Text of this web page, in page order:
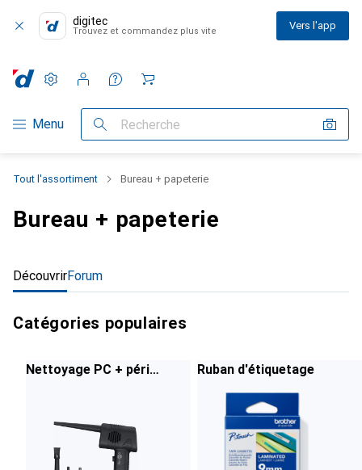
digitec
Trouvez et commandez plus vite Vers l'app
Navigation par catégorie
Menu Recherche
Paramètres
Compte client
Listes de comparaison
Listes d'envies
Panier
Tout l'assortiment Bureau + papeterie
Bureau + papeterie
DécouvrirForum
Catégories populaires
Nettoyage PC + périph
Ruban d'étiquetage